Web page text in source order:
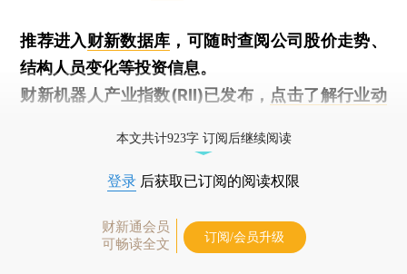
推荐进入财新数据库 ，可随时查阅公司股价走势、
结构人员变化等投资信息。
财新机器人产业指数(RII)已发布， 点击了解行业动
本文共计923字 订阅后继续阅读
登录 后获取已订阅的阅读权限
财新通会员
可畅读全文
订阅/会员升级